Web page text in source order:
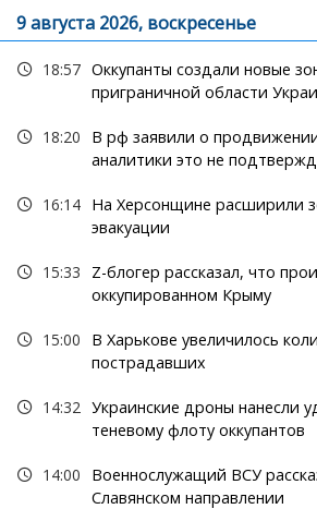
9 августа 2026, воскресенье
18:57 Оккупанты создали новые
приграничной области
18:20
В рф заявили о
аналитики это не
16:14 На Херсонщине расширили
эвакуации
15:33
Z-блогер рассказал, что
оккупированном Крыму
15:00
В Харькове увеличилось
пострадавших
14:32 Украинские дроны нанесли
теневому флоту оккупантов
14:00
Военнослужащий ВСУ
Славянском направлении